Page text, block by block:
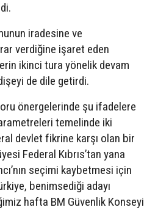
iradesine ve
verdiğine işaret eden
ikinci tura yönelik devam
de dile getirdi.
önergelerinde şu ifadelere
temelinde iki
devlet fikrine karşı olan bir
Federal Kıbrıs’tan yana
seçimi kaybetmesi için
benimsediği adayı
hafta BM Güvenlik Konseyi